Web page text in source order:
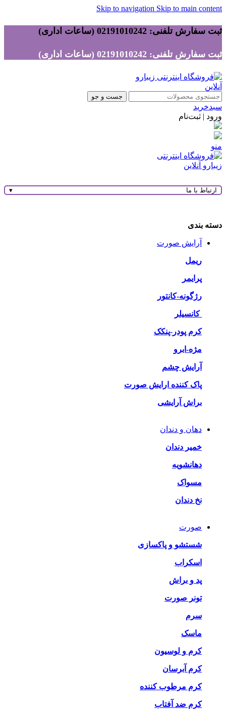
Skip to navigation Skip to main content
ثبت سفارش تلفنی: 02191010242 (ساعات اداری)
ثبت سفارش تلفنی: 02191010242 (ساعات اداری)
جست و جو
سبدخرید
ورود | ثبت‌نام
منو
ارتباط با ما ▾
دسته بندی
آرایش صورت
ریمل
پرایمر
رژگونه-کانتور
کانسیلر
کرم پودر-پنکک
مژه-ابرو
آرایش چشم
پاک کننده ارایش صورت
براش آرایشی
دهان و دندان
خمیر دندان
دهانشویه
مسواک
نخ دندان
صورت
شستشو و پاکسازی
اسکراب
پد و براش
تونر صورت
سرم
ماسک
کرم و لوسیون
کرم آبرسان
کرم مرطوب کننده
کرم ضد آفتاب